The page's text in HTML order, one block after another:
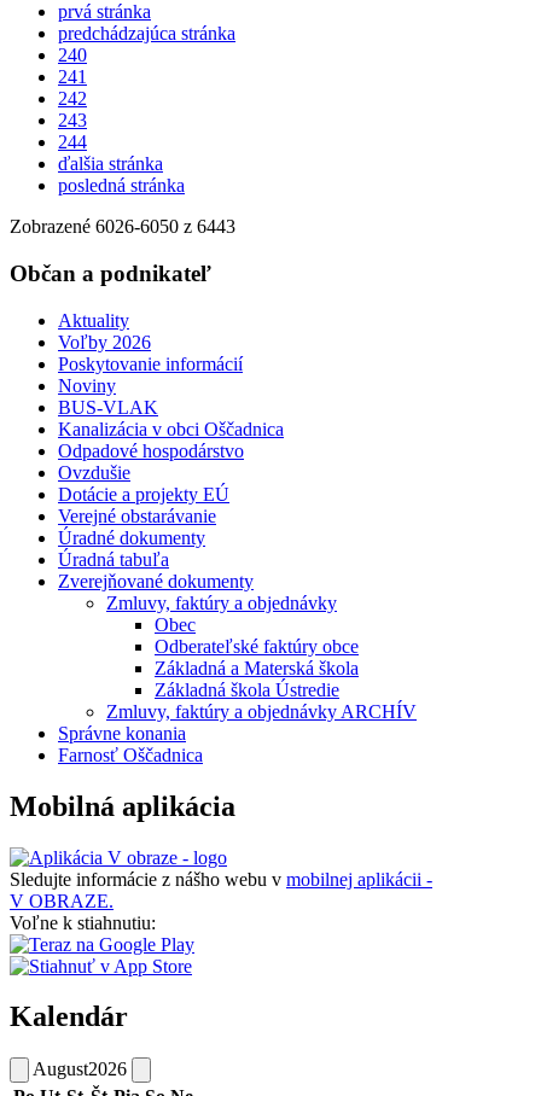
prvá stránka
predchádzajúca stránka
240
241
242
243
244
ďalšia stránka
posledná stránka
Zobrazené 6026-6050 z 6443
Občan a podnikateľ
Aktuality
Voľby 2026
Poskytovanie informácií
Noviny
BUS-VLAK
Kanalizácia v obci Oščadnica
Odpadové hospodárstvo
Ovzdušie
Dotácie a projekty EÚ
Verejné obstarávanie
Úradné dokumenty
Úradná tabuľa
Zverejňované dokumenty
Zmluvy, faktúry a objednávky
Obec
Odberateľské faktúry obce
Základná a Materská škola
Základná škola Ústredie
Zmluvy, faktúry a objednávky ARCHÍV
Správne konania
Farnosť Oščadnica
Mobilná aplikácia
Sledujte informácie z nášho webu v mobilnej aplikácii -
V OBRAZE.
Voľne k stiahnutiu:
Kalendár
August2026